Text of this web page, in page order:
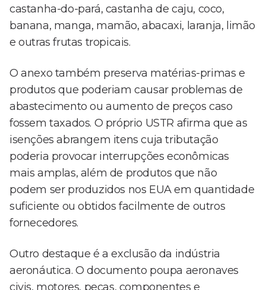
castanha-do-pará, castanha de caju, coco,
banana, manga, mamão, abacaxi, laranja, limão
e outras frutas tropicais.
O anexo também preserva matérias-primas e
produtos que poderiam causar problemas de
abastecimento ou aumento de preços caso
fossem taxados. O próprio USTR afirma que as
isenções abrangem itens cuja tributação
poderia provocar interrupções econômicas
mais amplas, além de produtos que não
podem ser produzidos nos EUA em quantidade
suficiente ou obtidos facilmente de outros
fornecedores.
Outro destaque é a exclusão da indústria
aeronáutica. O documento poupa aeronaves
civis, motores, peças, componentes e